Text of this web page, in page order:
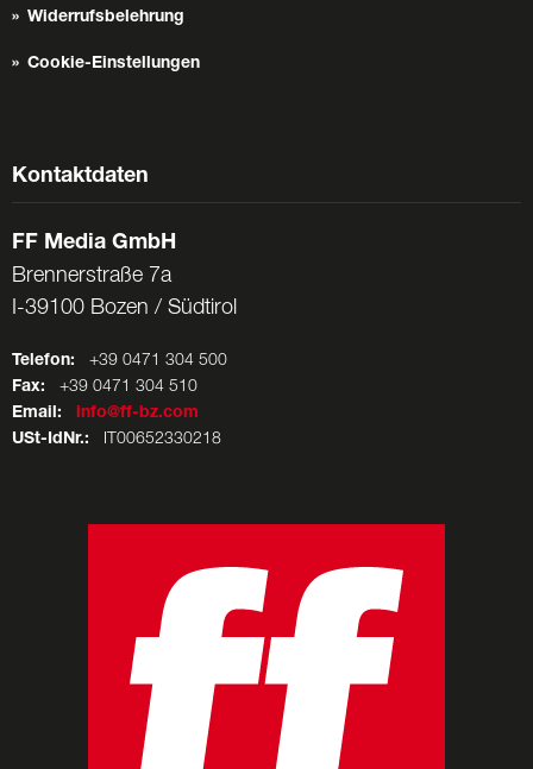
Widerrufsbelehrung
Cookie-Einstellungen
Kontaktdaten
FF Media GmbH
Brennerstraße 7a
I-39100 Bozen / Südtirol
Telefon: +39 0471 304 500
Fax: +39 0471 304 510
Email:
info@ff-bz.com
USt-IdNr.: IT00652330218